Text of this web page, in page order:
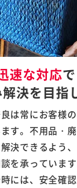
速な対応で
決を目指
は常にお客様
す。不用品・
決できるよう
を承っていま
には、安全確